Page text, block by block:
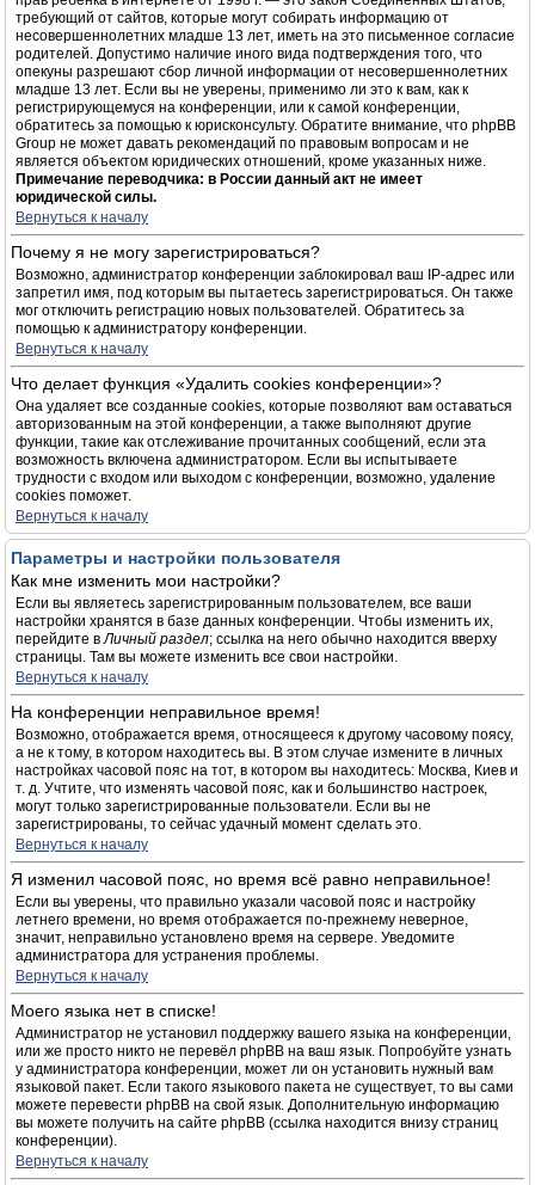
требующий от сайтов, которые могут собирать информацию от
несовершеннолетних младше 13 лет, иметь на это письменное согласие
родителей. Допустимо наличие иного вида подтверждения того, что
опекуны разрешают сбор личной информации от несовершеннолетних
младше 13 лет. Если вы не уверены, применимо ли это к вам, как к
регистрирующемуся на конференции, или к самой конференции,
обратитесь за помощью к юрисконсульту. Обратите внимание, что phpBB
Group не может давать рекомендаций по правовым вопросам и не
является объектом юридических отношений, кроме указанных ниже.
Примечание переводчика: в России данный акт не имеет
юридической силы.
Вернуться к началу
Почему я не могу зарегистрироваться?
Возможно, администратор конференции заблокировал ваш IP-адрес или
запретил имя, под которым вы пытаетесь зарегистрироваться. Он также
мог отключить регистрацию новых пользователей. Обратитесь за
помощью к администратору конференции.
Вернуться к началу
Что делает функция «Удалить cookies конференции»?
Она удаляет все созданные cookies, которые позволяют вам оставаться
авторизованным на этой конференции, а также выполняют другие
функции, такие как отслеживание прочитанных сообщений, если эта
возможность включена администратором. Если вы испытываете
трудности с входом или выходом с конференции, возможно, удаление
cookies поможет.
Вернуться к началу
Параметры и настройки пользователя
Как мне изменить мои настройки?
Если вы являетесь зарегистрированным пользователем, все ваши
настройки хранятся в базе данных конференции. Чтобы изменить их,
перейдите вЛичный раздел; ссылка на него обычно находится вверху
страницы. Там вы можете изменить все свои настройки.
Вернуться к началу
На конференции неправильное время!
Возможно, отображается время, относящееся к другому часовому поясу,
а не к тому, в котором находитесь вы. В этом случае измените в личных
настройках часовой пояс на тот, в котором вы находитесь: Москва, Киев и
т. д. Учтите, что изменять часовой пояс, как и большинство настроек,
могут только зарегистрированные пользователи. Если вы не
зарегистрированы, то сейчас удачный момент сделать это.
Вернуться к началу
Я изменил часовой пояс, но время всё равно неправильное!
Если вы уверены, что правильно указали часовой пояс и настройку
летнего времени, но время отображается по-прежнему неверное,
значит, неправильно установлено время на сервере. Уведомите
администратора для устранения проблемы.
Вернуться к началу
Моего языка нет в списке!
Администратор не установил поддержку вашего языка на конференции,
или же просто никто не перевёл phpBB на ваш язык. Попробуйте узнать
у администратора конференции, может ли он установить нужный вам
языковой пакет. Если такого языкового пакета не существует, то вы сами
можете перевести phpBB на свой язык. Дополнительную информацию
вы можете получить на сайте phpBB (ссылка находится внизу страниц
конференции).
Вернуться к началу